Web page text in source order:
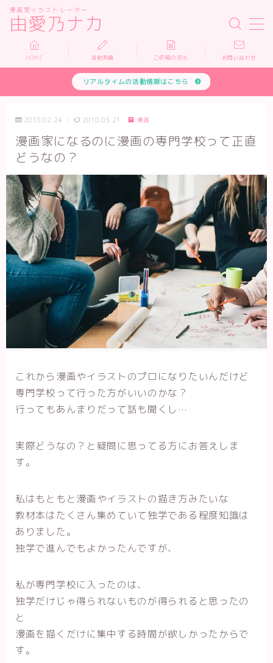
由愛乃ナカ
漫画家イラストレーター
MENU
活動実績
依頼について
お問い合わせ
HOME 活動実績 ご依頼の流れ お問い合わせ
リアルタイムの活動情報はこちら
2018.02.24 2018.03.21 漫画
漫画家になるのに漫画の専門学校って正直
どうなの？
これから漫画やイラストのプロになりたいんだけど
専門学校って行った方がいいのかな？
行ってもあんまりだって話も聞くし…
実際どうなの？と疑問に思ってる方にお答えしま
す。
私はもともと漫画やイラストの描き方みたいな
教材本はたくさん集めていて独学である程度知識は
ありました。
独学で進んでもよかったんですが、
私が専門学校に入ったのは、
独学だけじゃ得られないものが得られると思ったの
と
漫画を描くだけに集中する時間が欲しかったからで
す。